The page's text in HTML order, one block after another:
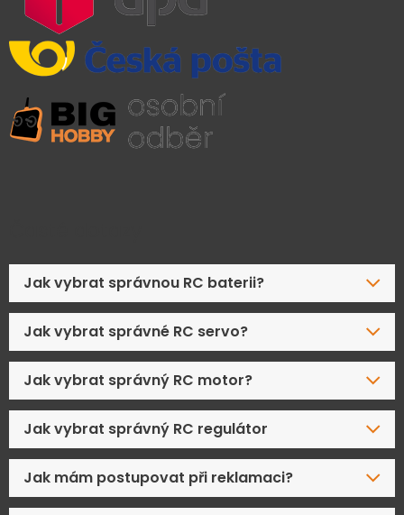
Jak vybrat správnou RC baterii?
Jak vybrat správné RC servo?
Jak vybrat správný RC motor?
Jak vybrat správný RC regulátor
Jak mám postupovat při reklamaci?